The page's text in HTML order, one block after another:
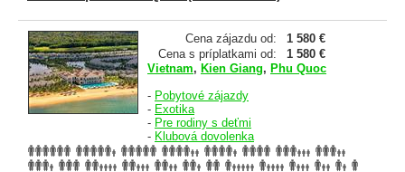
Cena zájazdu od:
1 580 €
Cena s príplatkami od:
1 580 €
Vietnam, Kien Giang, Phu Quoc
- Pobytové zájazdy
- Exotika
- Pre rodiny s deťmi
- Klubová dovolenka